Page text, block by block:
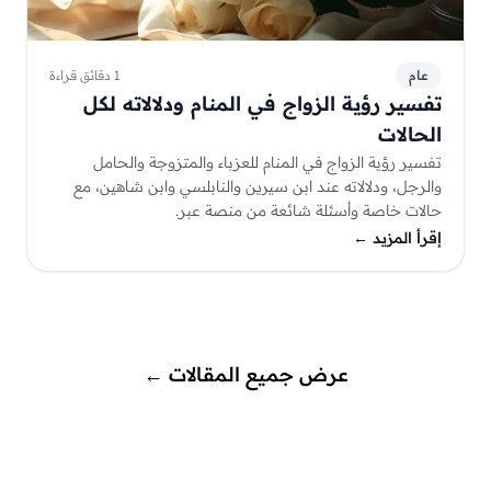
عام 1 دقائق قراءة
تفسير رؤية الزواج في المنام ودلالاته لكل
الحالات
تفسير رؤية الزواج في المنام للعزباء والمتزوجة والحامل
والرجل، ودلالاته عند ابن سيرين والنابلسي وابن شاهين، مع
حالات خاصة وأسئلة شائعة من منصة عبر.
إقرأ المزيد ←
عرض جميع المقالات ←